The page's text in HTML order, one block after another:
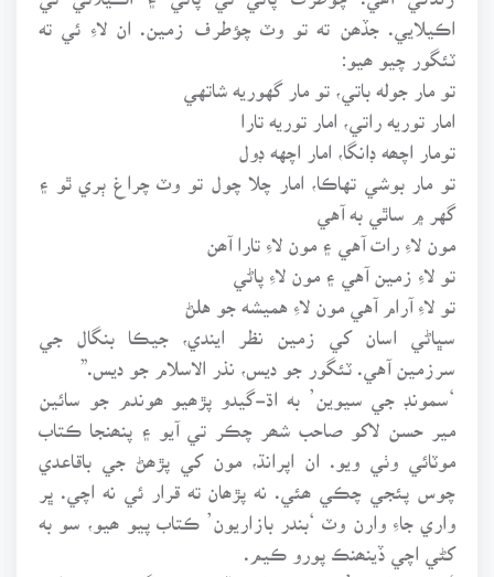
اڪيلايي. جڏھن ته تو وٽ چؤطرف زمين. ان لاءِ ئي ته
ٽئگور چيو ھيو:
تو مار جوله باتي، تو مار گهوريه شاتهي
امار توريه راتي، امار توريه تارا
تومار اچھه ڊانگا، امار اچهه ڊول
تو مار بوشي تهاڪا، امار چلا چول تو وٽ چراغ ٻري ٿو ۽
گهر ۾ ساٿي به آهي
مون لاءِ رات آهي ۽ مون لاءِ تارا آھن
تو لاءِ زمين آهي ۽ مون لاءِ پاڻي
تو لاءِ آرام آهي مون لاءِ هميشه جو هلڻ
سڀاڻي اسان کي زمين نظر ايندي، جيڪا بنگال جي
سرزمين آهي. ٽئگور جو ديس، نذر الاسلام جو ديس.”
‘سمونڊ جي سيوين’ به اڌ-گيدو پڙھيو ھوندم جو سائين
مير حسن لاکو صاحب شھر چڪر تي آيو ۽ پنھنجا ڪتاب
موٽائي وٺي ويو. ان اپرانڌ، مون کي پڙھڻ جي باقاعدي
چوس پئجي چڪي ھئي. نه پڙھان ته قرار ئي نه اچي. ڀر
واري جاءِ وارن وٽ ‘بندر بازاريون’ ڪتاب پيو ھيو، سو به
کڻي اچي ڏينھنڪ پورو ڪيم.